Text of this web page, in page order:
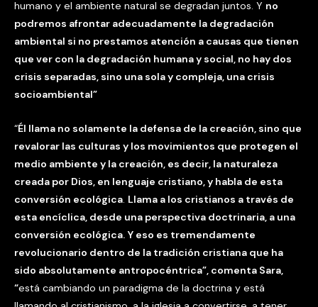
humano y el ambiente natural se degradan juntos. Y no
podremos afrontar adecuadamente la degradación
ambiental si no prestamos atención a causas que tienen
que ver con la degradación humana y social, no hay dos
crisis separadas, sino una sola y compleja, una crisis
socioambiental”
“Él llama no solamente la defensa de la creación, sino que
revalorar las culturas y los movimientos que protegen el
medio ambiente y la creación, es decir, la naturaleza
creada por Dios, en lenguaje cristiano, y habla de esta
conversión ecológica. Llama a los cristianos a través de
esta encíclica, desde una perspectiva doctrinaria, a una
conversión ecológica. Y eso es tremendamente
revolucionario dentro de la tradición cristiana que ha
sido absolutamente antropocéntrica”, comenta Sara,
“está cambiando un paradigma de la doctrina y está